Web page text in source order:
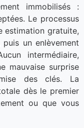
immobilisés :
Le processus
estimation gratuite,
un enlèvement
intermédiaire,
mauvaise surprise
des clés. La
dès le premier
ou que vous